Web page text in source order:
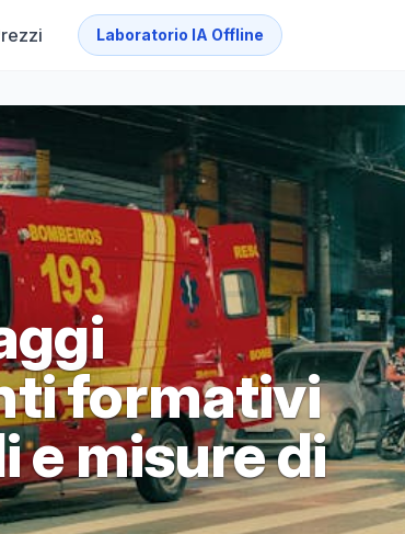
Laboratorio IA Offline
formativi
e misure di